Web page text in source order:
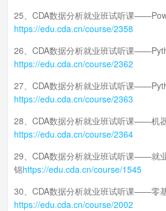
25、CDA数据分析就业班试听课
https://edu.cda.cn/course/2358
26、CDA数据分析就业班试听课
https://edu.cda.cn/course/2362
27、CDA数据分析就业班试听课
https://edu.cda.cn/course/2363
28、CDA数据分析就业班试听课——机
https://edu.cda.cn/course/2364
29、CDA数据分析就业班试听课——就
锦https://edu.cda.cn/course/1545
30、CDA数据分析就业班试听课——零
https://edu.cda.cn/course/2002